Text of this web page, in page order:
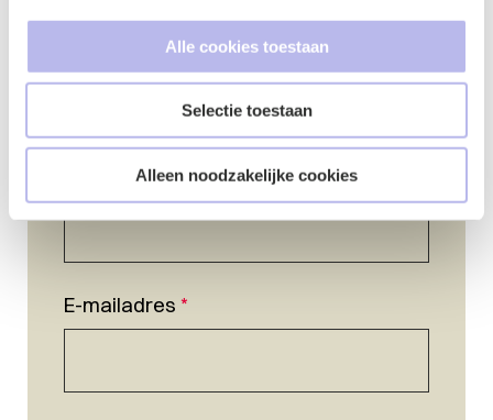
Alle cookies toestaan
Selectie toestaan
Alleen noodzakelijke cookies
E-mailadres *